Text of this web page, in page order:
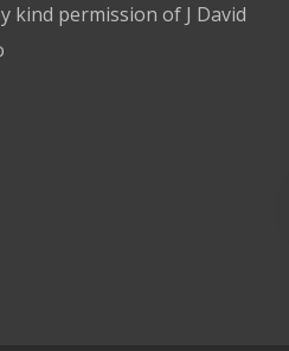
kind permission of J David